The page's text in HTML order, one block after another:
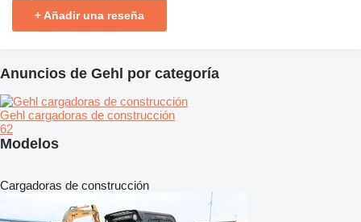
+ Añadir una reseña
Anuncios de Gehl por categoría
Gehl cargadoras de construcción
62
Modelos
Cargadoras de construcción